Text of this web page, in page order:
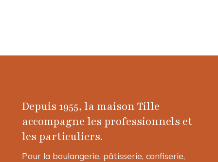
Depuis 1955, la maison Tille
accompagne les professionnels et
les particuliers.
Pour la boulangerie, pâtisserie, confiserie,